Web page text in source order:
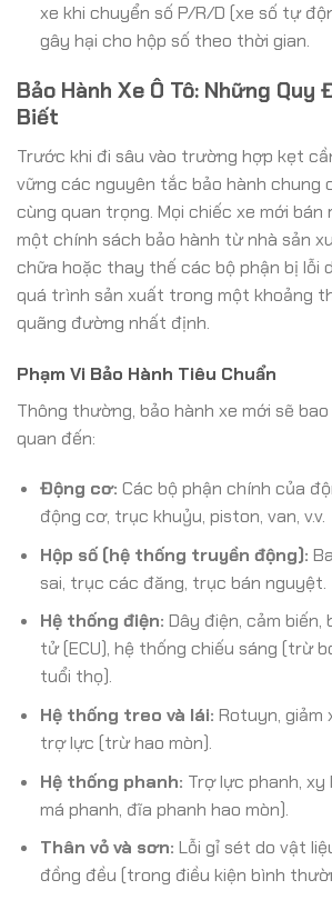
xe khi chuyển số P/R/D (xe số tự
gây hại cho hộp số theo thời gian.
Bảo Hành Xe Ô Tô: Những Quy
Biết
Trước khi đi sâu vào trường hợp kẹt
vững các nguyên tắc bảo hành chung
cùng quan trọng. Mọi chiếc xe mới bán
một chính sách bảo hành từ nhà sản
chữa hoặc thay thế các bộ phận bị lỗi
quá trình sản xuất trong một khoảng
quãng đường nhất định.
Phạm Vi Bảo Hành Tiêu Chuẩn
Thông thường, bảo hành xe mới sẽ
quan đến:
Động cơ: Các bộ phận chính của
động cơ, trục khuỷu, piston, van, v.v.
Hộp số (hệ thống truyền động):
sai, trục các đăng, trục bán nguyệt.
Hệ thống điện: Dây điện, cảm biến,
tử (ECU), hệ thống chiếu sáng (trừ
tuổi thọ).
Hệ thống treo và lái: Rotuyn, giảm
trợ lực (trừ hao mòn).
Hệ thống phanh: Trợ lực phanh,
má phanh, đĩa phanh hao mòn).
Thân vỏ và sơn: Lỗi gỉ sét do vật
đồng đều (trong điều kiện bình